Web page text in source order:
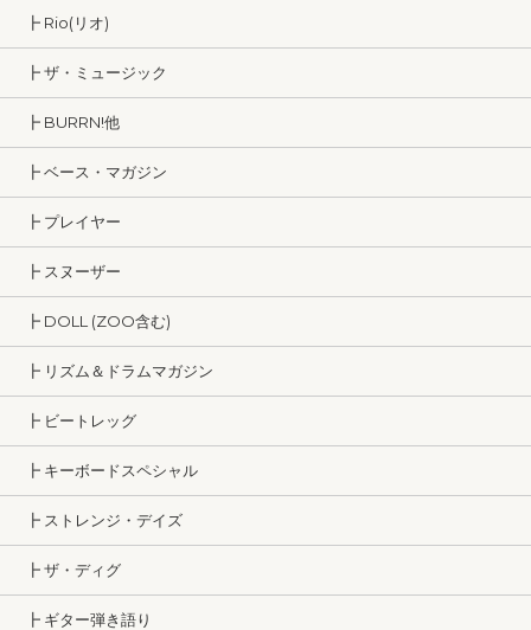
┣ Rio(リオ)
┣ ザ・ミュージック
┣ BURRN!他
┣ ベース・マガジン
┣ プレイヤー
┣ スヌーザー
┣ DOLL (ZOO含む)
┣ リズム＆ドラムマガジン
┣ ビートレッグ
┣ キーボードスペシャル
┣ ストレンジ・デイズ
┣ ザ・ディグ
┣ ギター弾き語り